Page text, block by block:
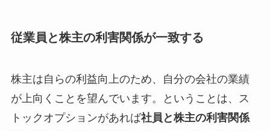
従業員と株主の利害関係が一致する
株主は自らの利益向上のため、自分の会社の業績
が上向くことを望んでいます。ということは、ス
トックオプションがあれば社員と株主の利害関係